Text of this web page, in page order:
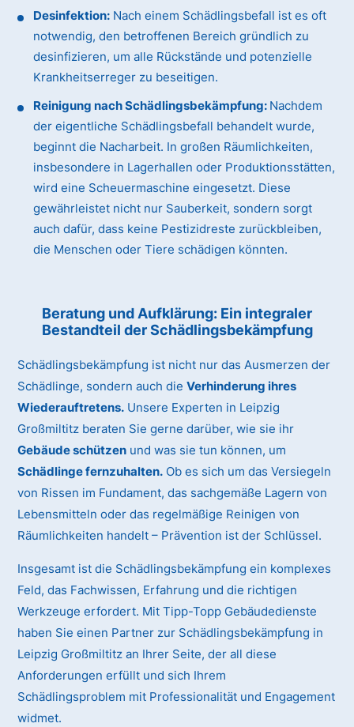
Desinfektion: Nach einem Schädlingsbefall ist es oft
notwendig, den betroffenen Bereich gründlich zu
desinfizieren, um alle Rückstände und potenzielle
Krankheitserreger zu beseitigen.
Reinigung nach Schädlingsbekämpfung: Nachdem
der eigentliche Schädlingsbefall behandelt wurde,
beginnt die Nacharbeit. In großen Räumlichkeiten,
insbesondere in Lagerhallen oder Produktionsstätten,
wird eine Scheuermaschine eingesetzt. Diese
gewährleistet nicht nur Sauberkeit, sondern sorgt
auch dafür, dass keine Pestizidreste zurückbleiben,
die Menschen oder Tiere schädigen könnten.
Beratung und Aufklärung: Ein integraler
Bestandteil der Schädlingsbekämpfung
Schädlingsbekämpfung ist nicht nur das Ausmerzen der
Schädlinge, sondern auch dieVerhinderung ihres
Wiederauftretens. Unsere Experten in Leipzig
Großmiltitz beraten Sie gerne darüber, wie sie ihr
Gebäude schützen und was sie tun können, um
Schädlinge fernzuhalten. Ob es sich um das Versiegeln
von Rissen im Fundament, das sachgemäße Lagern von
Lebensmitteln oder das regelmäßige Reinigen von
Räumlichkeiten handelt – Prävention ist der Schlüssel.
Insgesamt ist die Schädlingsbekämpfung ein komplexes
Feld, das Fachwissen, Erfahrung und die richtigen
Werkzeuge erfordert. Mit Tipp-Topp Gebäudedienste
haben Sie einen Partner zur Schädlingsbekämpfung in
Leipzig Großmiltitz an Ihrer Seite, der all diese
Anforderungen erfüllt und sich Ihrem
Schädlingsproblem mit Professionalität und Engagement
widmet.